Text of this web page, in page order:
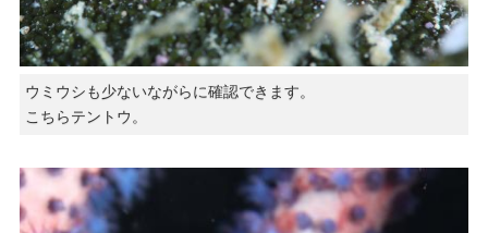
ウミウシも少ないながらに確認できます。
こちらテントウ。